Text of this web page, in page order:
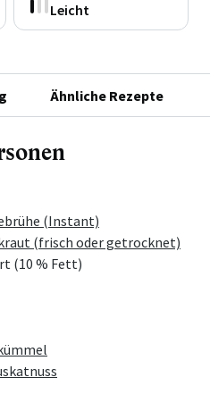
Leicht
Ähnliche Rezepte
(Instant)
(frisch oder getrocknet)
(10 % Fett)